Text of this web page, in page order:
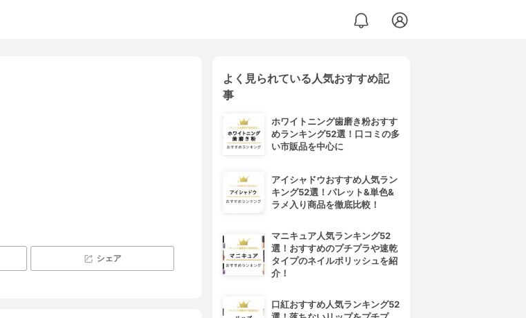
シェア
よく見られている人気おすすめ記
事
ホワイトニング歯磨き粉おすす
めランキング52選！口コミの多
い市販品を中心に
アイシャドウおすすめ人気ラン
キング52選！パレット&単色&
ラメ入り商品を徹底比較！
マニキュア人気ランキング52
選！おすすめのプチプラや速乾
タイプのネイルポリッシュを紹
介！
口紅おすすめ人気ランキング52